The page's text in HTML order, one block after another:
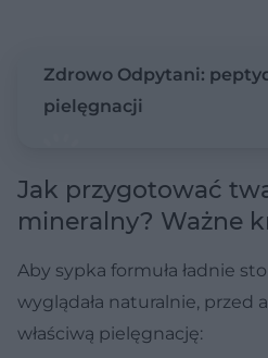
Zdrowo Odpytani:
pielęgnacji
Jak przygotować
mineralny? Ważne
Aby sypka formuła ładnie
wyglądała naturalnie, przed
właściwą pielęgnację: